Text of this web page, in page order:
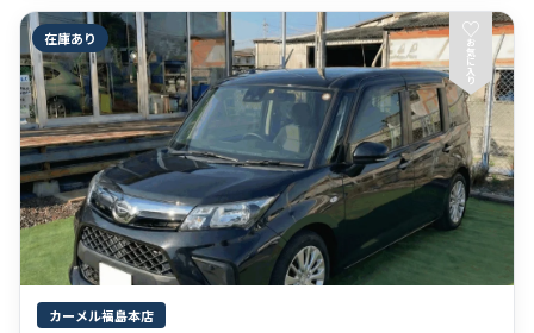
在庫あり ♡
お
気
に
入
り
カーメル福島本店